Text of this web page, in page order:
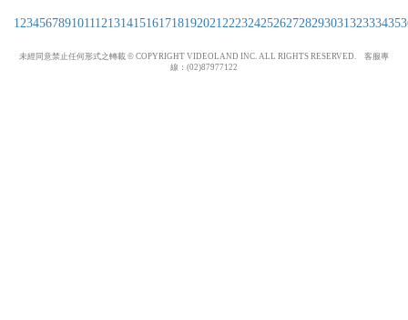
1 234567891011 12131415161718192021 22232425262728293031 32333435
未經同意禁止任何形式之轉載 © COPYRIGHT VIDEOLAND INC. ALL RIGHTS RESERVED. 客服專
線：(02)87977122